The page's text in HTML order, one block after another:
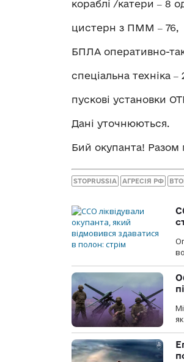
кораблі /катери ‒ 8
цистерн з ПММ ‒ 76,
БПЛА оперативно-
спеціальна техніка ‒
пускові установки
Дані уточнюються.
Бий окупанта!
STOPRUSSIA АГРЕСІЯ РФ